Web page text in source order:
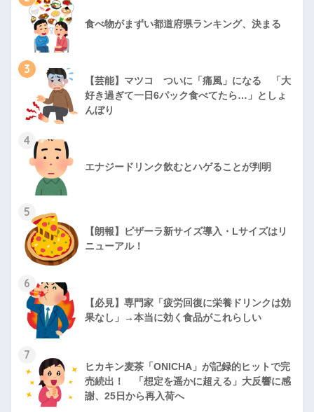
食べ物がまずい都道府県ランキング、決まる
3
【芸能】マツコ ついに「痛風」になる 「大
好き過ぎて一日6パック食べてたら…」としょ
んぼり
4
エナジードリンク飲むとハゲることが判明
5
【朗報】ピザーラ新サイズ導入・Lサイズはリ
ニューアル！
6
【必見】専門家「疲労回復に栄養ドリンクは効
果なし」→本当に効く食品がこれらしい
7
ヒカキン麦茶「ONICHA」が記録的ヒットで完
売続出！ 「想定を遥かに超える」大反響に感
謝、25日から再入荷へ